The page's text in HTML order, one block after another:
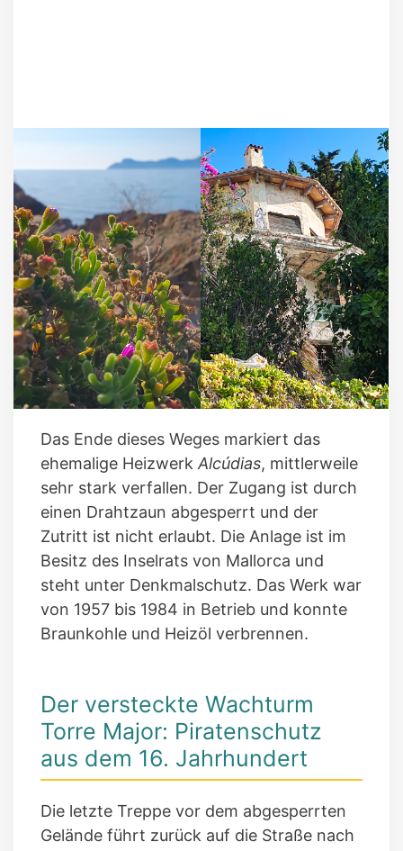
Das Ende dieses Weges markiert das
ehemalige Heizwerk Alcúdias, mittlerweile
sehr stark verfallen. Der Zugang ist durch
einen Drahtzaun abgesperrt und der
Zutritt ist nicht erlaubt. Die Anlage ist im
Besitz des Inselrats von Mallorca und
steht unter Denkmalschutz. Das Werk war
von 1957 bis 1984 in Betrieb und konnte
Braunkohle und Heizöl verbrennen.
Der versteckte Wachturm
Torre Major: Piratenschutz
aus dem 16. Jahrhundert
Die letzte Treppe vor dem abgesperrten
Gelände führt zurück auf die Straße nach